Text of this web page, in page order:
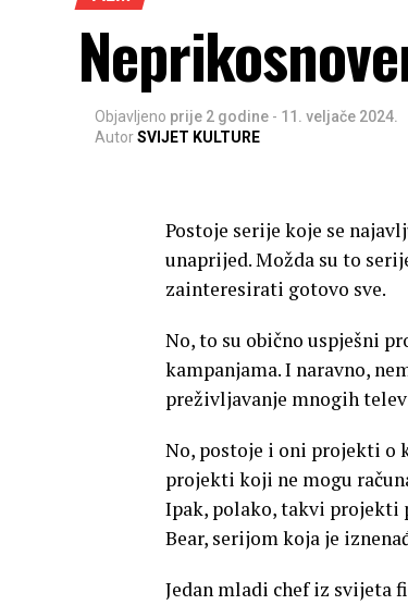
Objavljeno prije 2 godine - 11. veljače 2024.
AutorSVIJET KULTURE
Postoje serije koje se
unaprijed. Možda su to
zainteresirati gotovo sve.
No, to su obično uspješni
kampanjama. I naravno,
preživljavanje mnogih
No, postoje i oni projekti o
projekti koji ne mogu
Ipak, polako, takvi projekti
Bear, serijom koja je
Jedan mladi chef iz svijeta